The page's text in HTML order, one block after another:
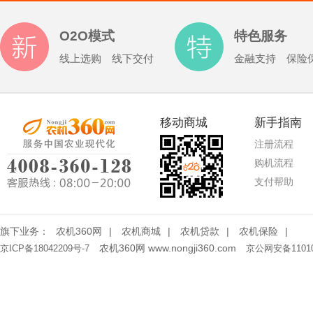
O2O模式
线上选购 线下交付
特色服务
金融支持 保险
移动商城 新手指南
注册流程
购机流程
支付帮助
旗下业务： 农机360网 | 农机商城 | 农机贷款 | 农机保险 |
京ICP备18042209号-7 农机360网 www.nongji360.com 京公网安备